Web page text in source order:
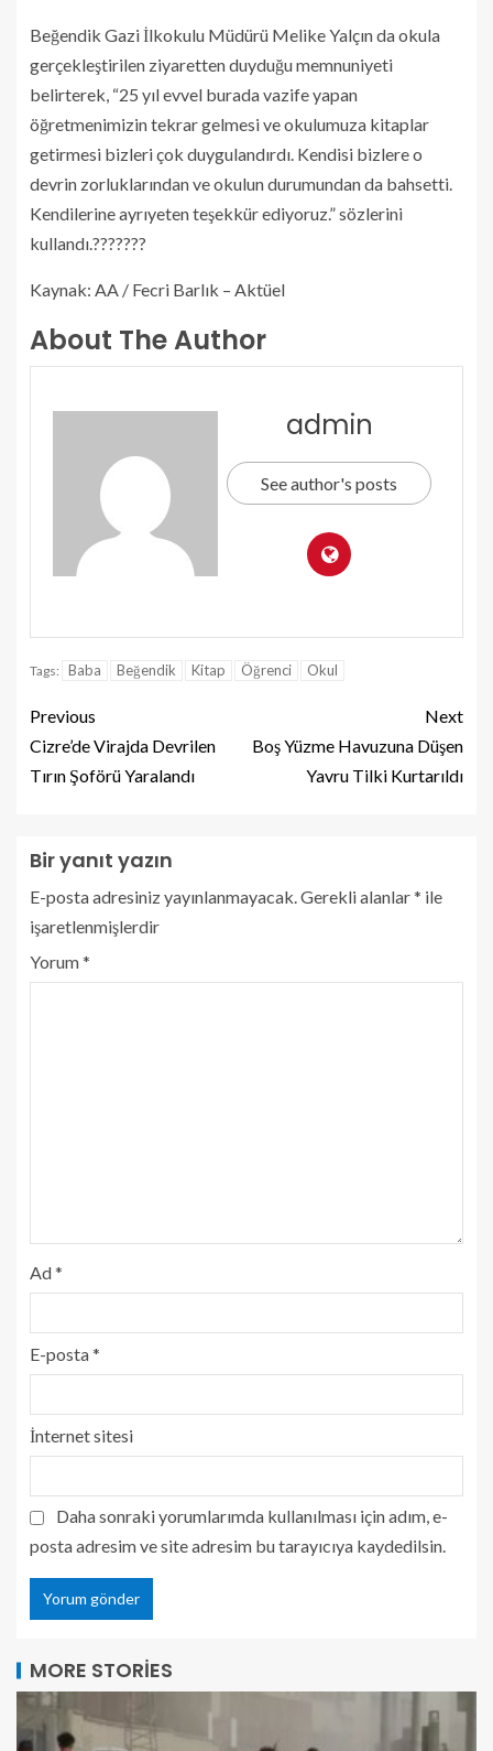
Beğendik Gazi İlkokulu Müdürü Melike Yalçın da okula
gerçekleştirilen ziyaretten duyduğu memnuniyeti
belirterek, “25 yıl evvel burada vazife yapan
öğretmenimizin tekrar gelmesi ve okulumuza kitaplar
getirmesi bizleri çok duygulandırdı. Kendisi bizlere o
devrin zorluklarından ve okulun durumundan da bahsetti.
Kendilerine ayrıyeten teşekkür ediyoruz.” sözlerini
kullandı.???????
Kaynak: AA / Fecri Barlık – Aktüel
About The Author
admin
See author's posts
Tags: Baba Beğendik Kitap Öğrenci Okul
Previous
Cizre’de Virajda Devrilen
Tırın Şoförü Yaralandı
Next
Boş Yüzme Havuzuna Düşen
Yavru Tilki Kurtarıldı
Bir yanıt yazın
E-posta adresiniz yayınlanmayacak.Gerekli alanlar* ile
işaretlenmişlerdir
Yorum*
Ad*
E-posta*
İnternet sitesi
Daha sonraki yorumlarımda kullanılması için adım, e-
posta adresim ve site adresim bu tarayıcıya kaydedilsin.
MORE STORIES